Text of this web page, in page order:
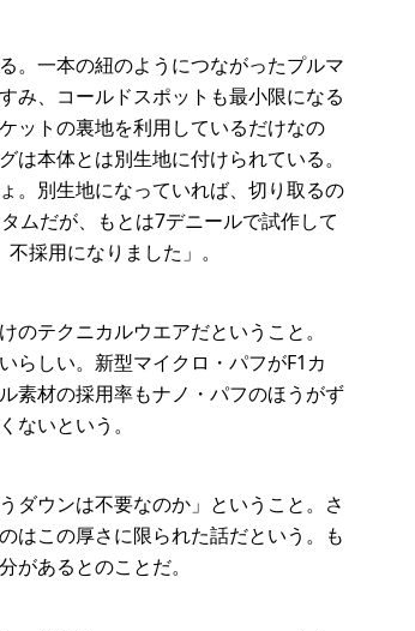
。一本の紐のようにつながったプルマ
み、コールドスポットも最小限になる
ットの裏地を利用しているだけなの
本体とは別生地に付けられている。
。別生地になっていれば、切り取るの
ムだが、もとは7デニールで試作して
採用になりました」。
テクニカルウエアだということ。
らしい。新型マイクロ・パフがF1カ
素材の採用率もナノ・パフのほうがず
ないという。
ダウンは不要なのか」ということ。さ
はこの厚さに限られた話だという。も
あるとのことだ。